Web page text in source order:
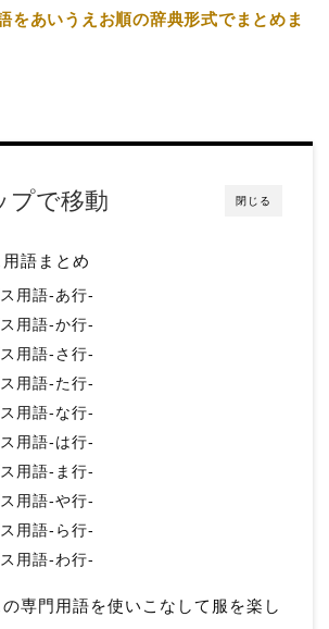
をあいうえお順の辞典形式でまとめま
閉じる
プで移動
用語まとめ
ス用語-あ行-
ス用語-か行-
ス用語-さ行-
ス用語-た行-
ス用語-な行-
ス用語-は行-
ス用語-ま行-
ス用語-や行-
ス用語-ら行-
ス用語-わ行-
の専門用語を使いこなして服を楽し